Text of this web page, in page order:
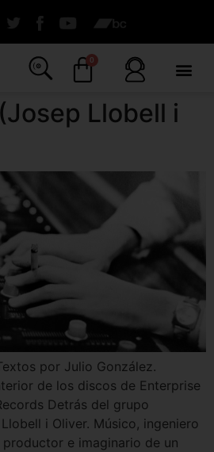
0
Llobell i
por Julio González.
de los discos de Enterprise
Detrás del grupo
i Oliver. Músico, ingeniero
e imaginario de un